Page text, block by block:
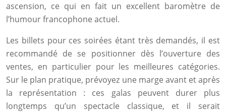
ascension, ce qui en fait un excellent baromètre de
l’humour francophone actuel.
Les billets pour ces soirées étant très demandés, il est
recommandé de se positionner dès l’ouverture des
ventes, en particulier pour les meilleures catégories.
Sur le plan pratique, prévoyez une marge avant et après
la représentation : ces galas peuvent durer plus
longtemps qu’un spectacle classique, et il serait